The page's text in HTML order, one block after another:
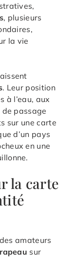
, plusieurs
la vie
. Leur position
à l’eau, aux
passage
sur une carte
d’un pays
en une
la carte
amateurs
sur